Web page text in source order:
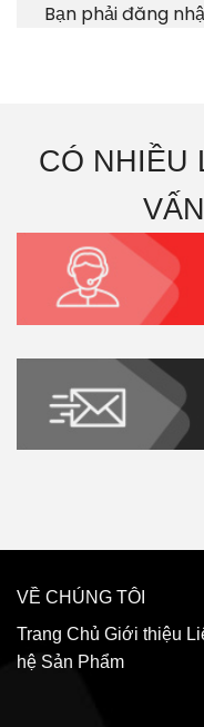
Bạn phảiđăng
CÓ NHIỀU
VỀ CHÚNG TÔI
Trang Chủ Giới thiệu
hệ Sản Phẩm